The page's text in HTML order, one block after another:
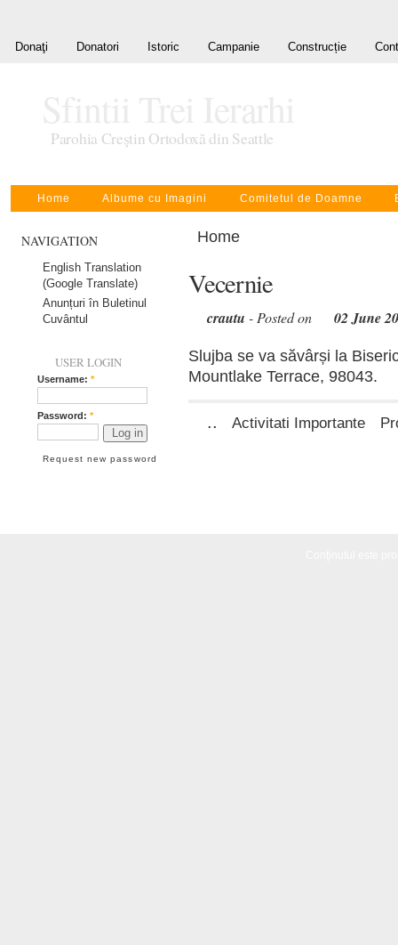
Donaţi Donatori Istoric Campanie Construcție
Parohia Creştin Ortodoxă din Seattle
Home Albume cu Imagini Comitetul de Doamne
NAVIGATION
English Translation
(Google Translate)
Anunțuri în Buletinul
Cuvântul
USER LOGIN
Username: *
Password: *
Request new password
Home
Vecernie
crautu - Posted on 02 June
Slujba se va săvârși la
Mountlake Terrace, 98043.
.. Activitati Importante